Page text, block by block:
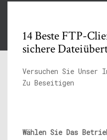
14 Beste FTP-
sichere
Versuchen Sie Unser
Zu Beseitigen
Wählen Sie Das